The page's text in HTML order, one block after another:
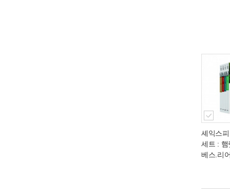
셰익스
세트 : 햄
베스.리